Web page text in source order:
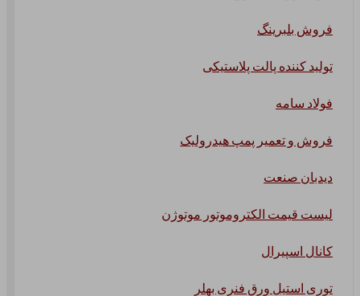
فروش بلبرینگ
تولید کننده پالت پلاستیکی
فولاد سامه
فروش و تعمیر پمپ هیدرولیک
دیدبان صنعت
لیست قیمت الکتروموتور موتوژن
کانال اسپیرال
توری استیل ورق فنری بهلر